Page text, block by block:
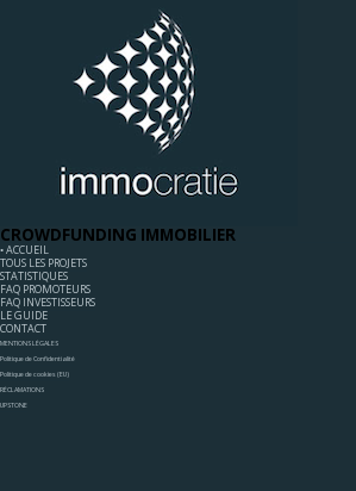
CROWDFUNDING IMMOBILIER
◦ ACCUEIL
TOUS LES PROJETS
STATISTIQUES
FAQ PROMOTEURS
FAQ INVESTISSEURS
LE GUIDE
CONTACT
MENTIONS LÉGALES
Politique de Confidentialité
Politique de cookies (EU)
RÉCLAMATIONS
UPSTONE